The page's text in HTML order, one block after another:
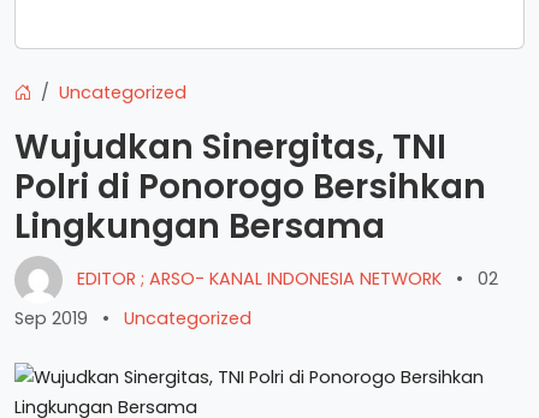
Uncategorized
Wujudkan Sinergitas, TNI
Polri di Ponorogo Bersihkan
Lingkungan Bersama
EDITOR ; ARSO- KANAL INDONESIA NETWORK •
02
Sep 2019
• Uncategorized